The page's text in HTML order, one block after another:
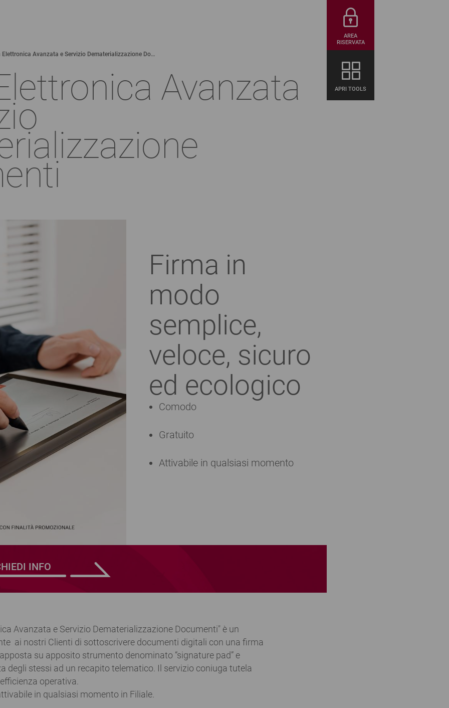
AREA
RISERVATA
APRI TOOLS
Elettronica Avanzata e Servizio Dematerializzazione Do…
Avanzata
Firma in
modo
semplice,
veloce, sicuro
ed ecologico
Comodo
Gratuito
Attivabile in qualsiasi momento
INFO
Avanzata e Servizio Dematerializzazione Documenti" è un
ai nostri Clienti di sottoscrivere documenti digitali con una firma
su apposito strumento denominato “signature pad” e
degli stessi ad un recapito telematico. Il servizio coniuga tutela
operativa.
in qualsiasi momento in Filiale.